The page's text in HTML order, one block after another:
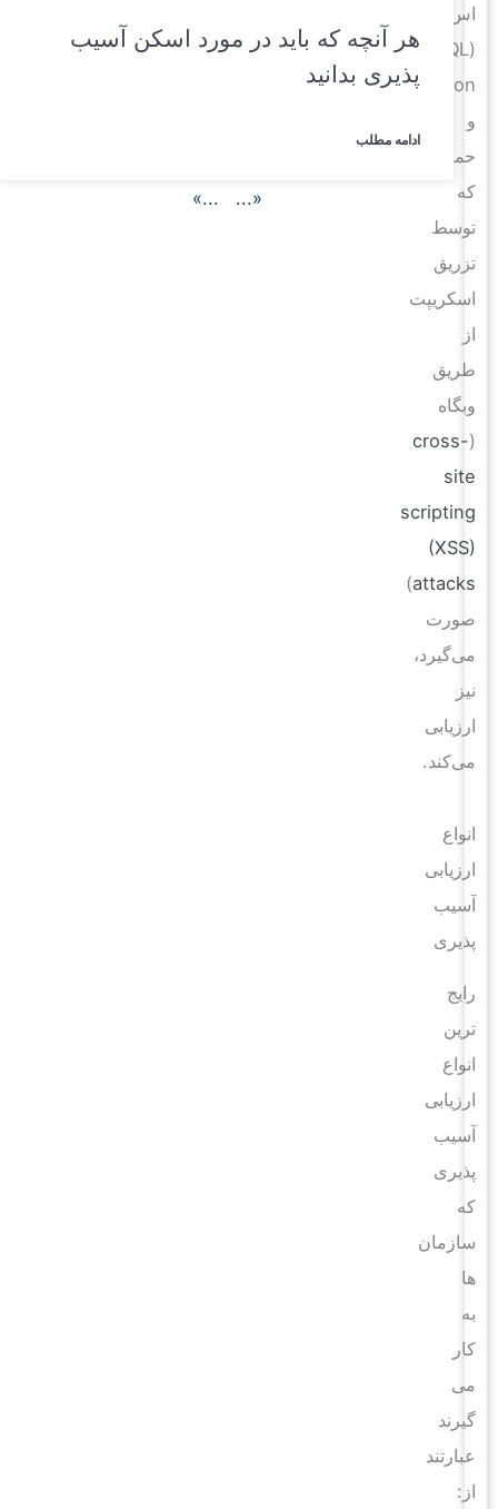
اس‌کیوال
(SQL
Injection)
حملاتی
توسط
تزریق
اسکریپت
طریق
وبگاه
cross-
site
scripting
(XSS)
attacks
)
صورت
می‌گیرد،
ارزیابی
می‌کند.
انواع
ارزیابی
آسیب
پذیری
رایج
ترین
انواع
ارزیابی
آسیب
پذیری
سازمان
کار
می
گیرند
عبارتند
هر آنچه که باید در مورد اسکن آسیب‌
پذیری بدانید
ادامه مطلب
«...
...»